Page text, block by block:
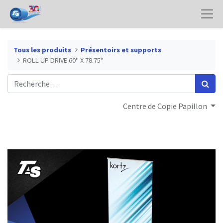
Tous les produits
Présentoirs et supports
ROLL UP DRIVE 60" X 78.75"
Centre de Copie Papillon